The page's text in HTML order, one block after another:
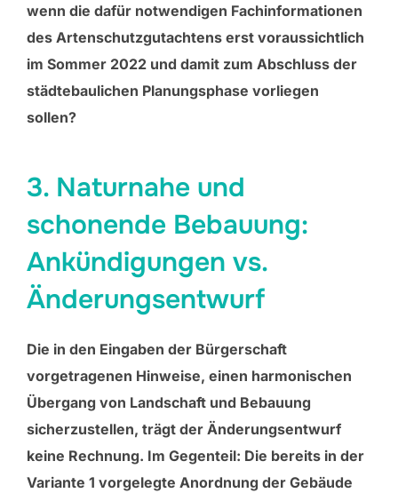
wenn die dafür notwendigen Fachinformationen
des Artenschutzgutachtens erst voraussichtlich
im Sommer 2022 und damit zum Abschluss der
städtebaulichen Planungsphase vorliegen
sollen?
3. Naturnahe und
schonende Bebauung:
Ankündigungen vs.
Änderungsentwurf
Die in den Eingaben der Bürgerschaft
vorgetragenen Hinweise, einen harmonischen
Übergang von Landschaft und Bebauung
sicherzustellen, trägt der Änderungsentwurf
keine Rechnung. Im Gegenteil: Die bereits in der
Variante 1 vorgelegte Anordnung der Gebäude